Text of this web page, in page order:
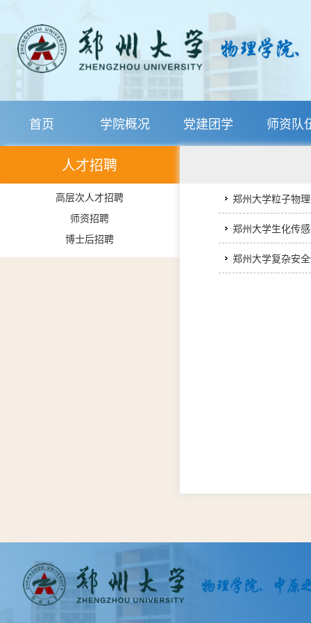
首页 学院概况 党建团学 师资队
人才招聘
高层次人才招聘
师资招聘
博士后招聘
郑州大学粒子物
郑州大学生化传
郑州大学复杂安